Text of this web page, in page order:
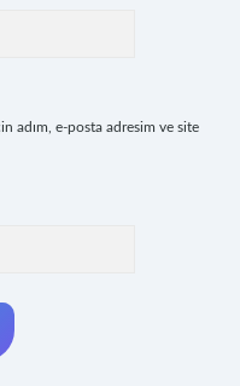
adım, e-posta adresim ve site